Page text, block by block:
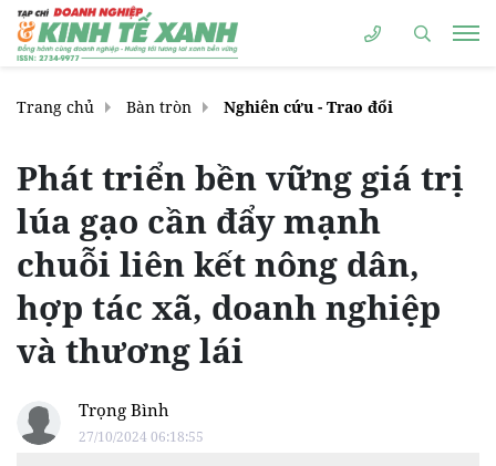
Trang chủ Bàn tròn Nghiên cứu - Trao đổi
Phát triển bền vững giá trị
lúa gạo cần đẩy mạnh
chuỗi liên kết nông dân,
hợp tác xã, doanh nghiệp
và thương lái
Trọng Bình
27/10/2024 06:18:55